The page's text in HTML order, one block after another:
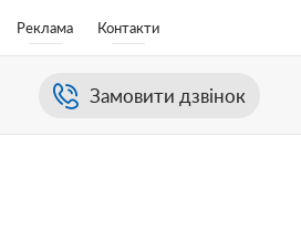
Реклама Контакти
Замовити дзвінок